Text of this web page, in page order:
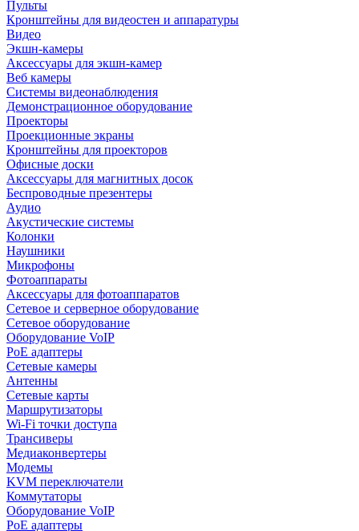
Пульты
Кронштейны для видеостен и аппаратуры
Видео
Экшн-камеры
Аксессуары для экшн-камер
Веб камеры
Системы видеонаблюдения
Демонстрационное оборудование
Проекторы
Проекционные экраны
Кронштейны для проекторов
Офисные доски
Аксессуары для магнитных досок
Беспроводные презентеры
Аудио
Акустические системы
Колонки
Наушники
Микрофоны
Фотоаппараты
Аксессуары для фотоаппаратов
Сетевое и серверное оборудование
Сетевое оборудование
Оборудование VoIP
PoE адаптеры
Сетевые камеры
Антенны
Сетевые карты
Маршрутизаторы
Wi-Fi точки доступа
Трансиверы
Медиаконвертеры
Модемы
KVM переключатели
Коммутаторы
Оборудование VoIP
PoE адаптеры